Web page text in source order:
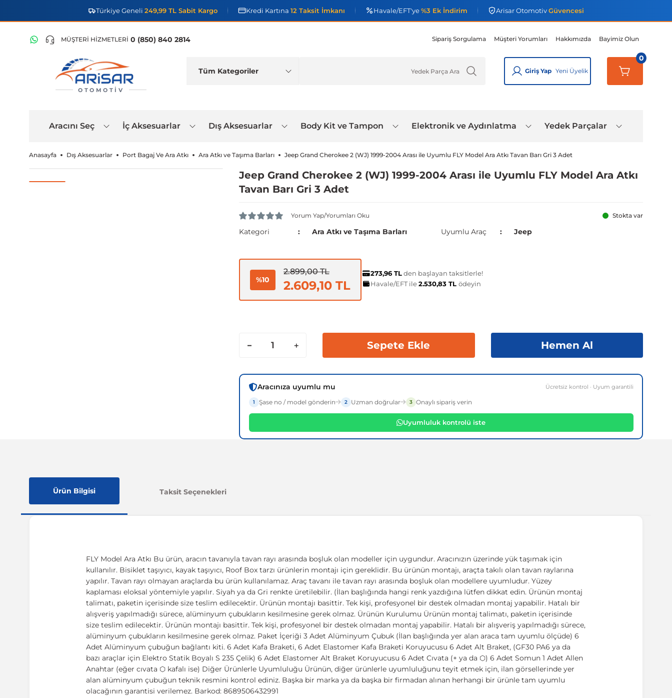
Türkiye Geneli 249,99 TL Sabit Kargo Kredi Kartına 12 Taksit İmkanı Havale/EFT'ye%3 Ek İndirim Arisar OtomotivGüvencesi
MÜŞTERİ HİZMETLERİ 0 (850) 840 2814 Sipariş Sorgulama Müşteri Yorumları Hakkımızda Bayimiz Olun
OTOMOTIV
Giriş Yap Yeni Üyelik
0
Aracını Seç İç Aksesuarlar Dış Aksesuarlar Body Kit ve Tampon Elektronik ve Aydınlatma Yedek Parçalar
Anasayfa Dış Aksesuarlar Port Bagaj Ve Ara Atkı Ara Atkı ve Taşıma Barları Jeep Grand Cherokee 2 (WJ) 1999-2004 Arası ile Uyumlu FLY Model Ara Atkı Tavan Barı Gri 3 Adet
Jeep Grand Cherokee 2 (WJ) 1999-2004 Arası ile Uyumlu FLY Model Ara Atkı
Tavan Barı Gri 3 Adet
Yorum Yap/Yorumları Oku Stokta var
Kategori Ara Atkı ve Taşıma Barları Uyumlu Araç Jeep
%10
2.899,00 TL
2.609,10 TL
273,96 TLden başlayan taksitlerle!
Havale/EFT ile2.530,83 TL ödeyin
Sepete Ekle Hemen Al
Aracınıza uyumlu mu Ücretsiz kontrol · Uyum garantili
1 Şase no / model gönderin 2 Uzman doğrular 3 Onaylı sipariş verin
Uyumluluk kontrolü iste
Ürün Bilgisi Taksit Seçenekleri
FLY Model Ara Atkı Bu ürün, aracın tavanıyla tavan rayı arasında boşluk olan modeller için uygundur. Aracınızın üzerinde yük taşımak için
kullanılır. Bisiklet taşıyıcı, kayak taşıyıcı, Roof Box tarzı ürünlerin montajı için gereklidir. Bu ürünün montajı, araçta takılı olan tavan raylarına
yapılır. Tavan rayı olmayan araçlarda bu ürün kullanılamaz. Araç tavanı ile tavan rayı arasında boşluk olan modellere uyumludur. Yüzey
kaplaması eloksal yöntemiyle yapılır. Siyah ya da Gri renkte üretilebilir. (İlan başlığında hangi renk yazdığına lütfen dikkat edin. Ürünün montaj
talimatı, paketin içerisinde size teslim edilecektir. Ürünün montajı basittir. Tek kişi, profesyonel bir destek olmadan montaj yapabilir. Hatalı bir
alışveriş yapılmadığı sürece, alüminyum çubukların kesilmesine gerek olmaz. Ürünün Kurulumu Ürünün montaj talimatı, paketin içerisinde
size teslim edilecektir. Ürünün montajı basittir. Tek kişi, profesyonel bir destek olmadan montaj yapabilir. Hatalı bir alışveriş yapılmadığı sürece,
alüminyum çubukların kesilmesine gerek olmaz. Paket İçeriği 3 Adet Alüminyum Çubuk (İlan başlığında yer alan araca tam uyumlu ölçüde) 6
Adet Alüminyum çubuğun bağlantı kiti. 6 Adet Kafa Braketi, 6 Adet Elastomer Kafa Braketi Koruyucusu 6 Adet Alt Braket, (GF30 PA6 ya da
bazı araçlar için Elektro Statik Boyalı S 235 Çelik) 6 Adet Elastomer Alt Braket Koruyucusu 6 Adet Cıvata (+ ya da ⬡) 6 Adet Somun 1 Adet Allen
Anahtar (eğer cıvata ⬡ kafalı ise) Diğer Ürünlerle Uyumluluğu Ürünün, diğer ürünlerle uyumluluğunu teyit etmek için, ilan görsellerinde yer
alan alüminyum çubuğun teknik resmini kontrol ediniz. Başka bir marka ya da başka bir firmadan alınan herhangi bir ürünle tam uyumlu
olacağının garantisi verilemez. Barkod: 8689506432991